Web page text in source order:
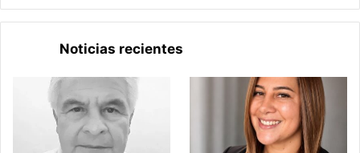
Noticias recientes